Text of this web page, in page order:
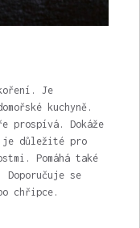
Je
kuchyně.
prospívá. Dokáže
je důležité pro
Pomáhá také
Doporučuje se
chřipce.